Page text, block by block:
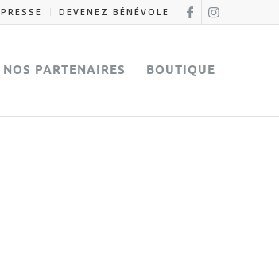
PRESSE DEVENEZ BÉNÉVOLE
NOS PARTENAIRES BOUTIQUE